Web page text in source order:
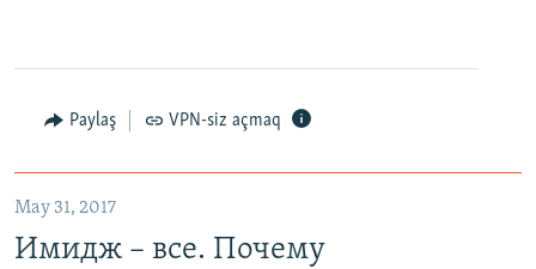
Paylaş VPN-siz açmaq
May 31, 2017
Имидж – все. Почему